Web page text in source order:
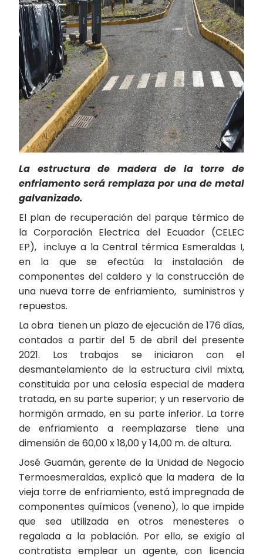
La estructura de madera de la torre de
enfriamento será remplaza por una de metal
galvanizado.
El plan de recuperación del parque térmico de
la Corporación Electrica del Ecuador (CELEC
EP), incluye a la Central térmica Esmeraldas I,
en la que se efectúa la instalación de
componentes del caldero y la construcción de
una nueva torre de enfriamiento, suministros y
repuestos.
La obra tienen un plazo de ejecución de 176 días,
contados a partir del 5 de abril del presente
2021. Los trabajos se iniciaron con el
desmantelamiento de la estructura civil mixta,
constituida por una celosía especial de madera
tratada, en su parte superior; y un reservorio de
hormigón armado, en su parte inferior. La torre
de enfriamiento a reemplazarse tiene una
dimensión de 60,00 x 18,00 y 14,00 m. de altura.
José Guamán, gerente de la Unidad de Negocio
Termoesmeraldas, explicó que la madera de la
vieja torre de enfriamiento, está impregnada de
componentes químicos (veneno), lo que impide
que sea utilizada en otros menesteres o
regalada a la población. Por ello, se exigío al
contratista emplear un agente, con licencia